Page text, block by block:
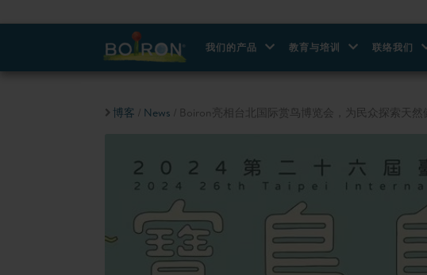
我们的产品 教育与培训 联络我们
博客 News / Boiron亮相台北国际赏鸟博览会，为民众探索天然